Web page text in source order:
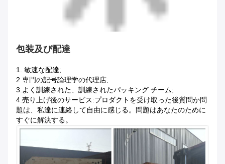
包装及び配達
1. 敏速な配達;
2.専門の記号論理学の代理店;
3.よく訓練された、訓練されたパッキング チーム;
4.売り上げ後のサービス:プロダクトを受け取った後質問か問
題は、私達に連絡して自由に感じる。問題はあなたのために
すぐに解決する。